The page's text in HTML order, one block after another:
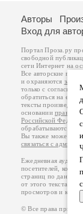
Авторы
Вход для
Портал Проза.ру
свободной
сети Интернет на
Все авторские
и охраняются
только с согласия
обратиться на его
тексты
основанииправил
Российской
обрабатываются на
Вы также можете
связаться с
Ежедневная
посетителей,
страниц по данным
от этого текста. В
просмотров и
© Все права